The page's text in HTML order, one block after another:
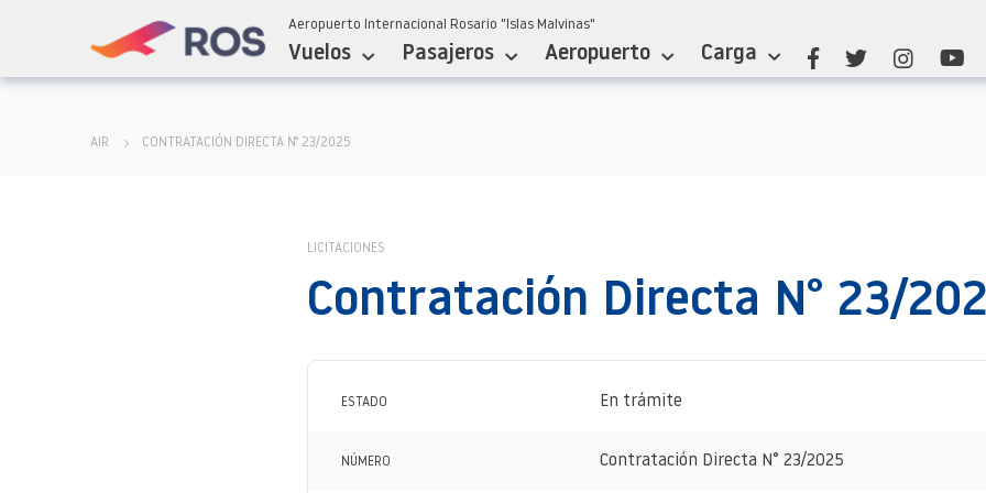
Aeropuerto Internacional Rosario "Islas Malvinas"
Vuelos Pasajeros Aeropuerto Carga
AIR CONTRATACIÓN DIRECTA N° 23/2025
LICITACIONES
Contratación Directa N° 23/
ESTADO En trámite
NÚMERO Contratación Directa N° 23/2025